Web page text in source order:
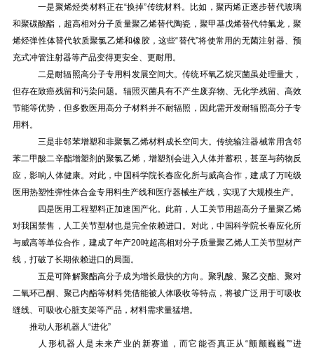
一是聚烯烃类材料正在“换掉”传统材料。比如，聚丙烯正逐步替代玻璃
和聚碳酸酯，超高相对分子质量聚乙烯替代陶瓷，聚甲基戊烯替代特氟龙，聚
烯烃弹性体替代软质聚氯乙烯和橡胶，这些“替代”将使常用的无菌注射器、预
充式冲管注射器等产品变得更安全、更耐用。
二是耐辐照高分子专用料发展空间大。传统环氧乙烷灭菌虽处理量大，
但存在致癌残留和污染问题。辐照灭菌具有不产生废弃物、无化学残留、高效
节能等优势，但多数医用高分子材料并不耐辐照，因此需开发耐辐照高分子专
用料。
三是非邻苯增塑和非聚氯乙烯材料成长空间大。传统输注器械常用含邻
苯二甲酸二辛酯增塑剂的聚氯乙烯，增塑剂会进入人体并蓄积，甚至与药物反
应，影响人体健康。对此，中国科学院长春应化所与威高合作，建成了万吨级
医用热塑性弹性体合金专用料生产线和医疗器械生产线，实现了大规模生产。
四是医用工程塑料正加速国产化。此前，人工关节用超高分子量聚乙烯
对我国禁售，人工关节型材也是完全依赖进口。对此，中国科学院长春应化所
与威高等单位合作，建成了年产20吨超高相对分子质量聚乙烯人工关节型材产
线，打破了长期依赖进口的局面。
五是可降解聚酯高分子成为增长最快的方向。聚乳酸、聚乙交酯、聚对
二氧环己酮、聚己内酯等材料凭借能被人体吸收等特点，将被广泛用于可吸收
缝线、可吸收心脏支架等产品，材料需求量猛增。
推动人形机器人“进化”
人形机器人是未来产业的新赛道，而它能否真正从“颤颤巍巍”“进